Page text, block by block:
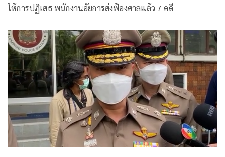
ให้การปฏิเสธ พนักงานอัยการส่งฟ้องศาลแล้ว 7 คดี